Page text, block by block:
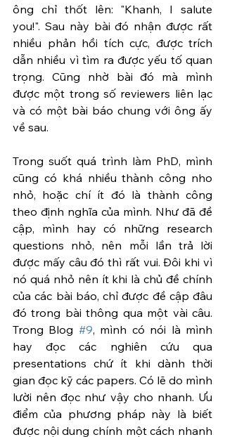
ông chỉ thốt lên: "Khanh, I salute
you!". Sau này bài đó nhận được rất
nhiều phản hồi tích cực, được trích
dẫn nhiều vì tìm ra được yếu tố quan
trọng. Cũng nhờ bài đó mà mình
được một trong số reviewers liên lạc
và có một bài báo chung với ông ấy
về sau.
Trong suốt quá trình làm PhD, mình
cũng có khá nhiều thành công nho
nhỏ, hoặc chí ít đó là thành công
theo định nghĩa của mình. Như đã đề
cập, mình hay có những research
questions nhỏ, nên mỗi lần trả lời
được mấy câu đó thì rất vui. Đôi khi vì
nó quá nhỏ nên ít khi là chủ đề chính
của các bài báo, chỉ được đề cập đâu
đó trong bài thông qua một vài câu.
Trong Blog #9, mình có nói là mình
hay đọc các nghiên cứu qua
presentations chứ ít khi dành thời
gian đọc kỹ các papers. Có lẽ do mình
lười nên đọc như vậy cho nhanh. Ưu
điểm của phương pháp này là biết
được nội dung chính một cách nhanh